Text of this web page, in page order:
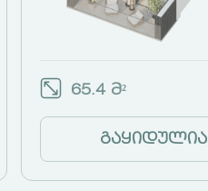
65.4 მ²
გაყიდულია